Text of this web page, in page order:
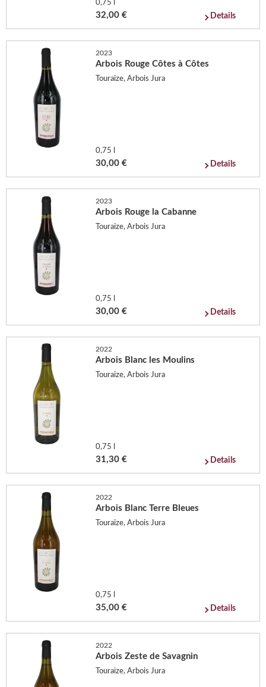
0,75 l
32,00 € Details
2023
Arbois Rouge Côtes à Côtes
Touraize, Arbois Jura
0,75 l
30,00 € Details
2023
Arbois Rouge la Cabanne
Touraize, Arbois Jura
0,75 l
30,00 € Details
2022
Arbois Blanc les Moulins
Touraize, Arbois Jura
0,75 l
31,30 € Details
2022
Arbois Blanc Terre Bleues
Touraize, Arbois Jura
0,75 l
35,00 € Details
2022
Arbois Zeste de Savagnin
Touraize, Arbois Jura